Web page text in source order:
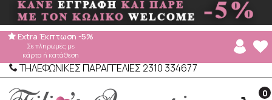
ΤΗΛΕΦΩΝΙΚΕΣ ΠΑΡΑΓΓΕΛΙΕΣ 2310 334677
0
Extra Έκπτωση -5%
Σε πληρωμές με
κάρτα ή κατάθεση